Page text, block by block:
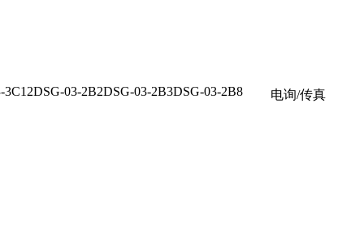
03-2B2DSG-03-2B3DSG-03-2B8
电询/传真